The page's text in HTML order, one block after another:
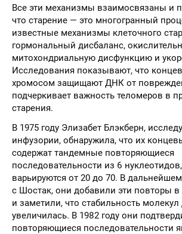
Все эти механизмы взаимосвязаны и
что старение — это многогранный
известные механизмы клеточного
гормональный дисбаланс,
митохондриальную дисфункцию и
Исследования показывают, что
хромосом защищают ДНК от
подчеркивает важность теломеров в
старения.
В 1975 году Элизабет Блэкберн,
инфузории, обнаружила, что их
содержат тандемные повторяющиеся
последовательности из 6
варьируются от 20 до 70. В
с Шостак, они добавили эти повторы
и заметили, что стабильность
увеличилась. В 1982 году они
повторяющиеся последовательности